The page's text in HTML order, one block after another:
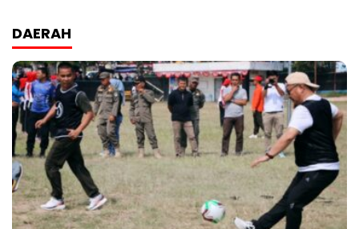
DAERAH